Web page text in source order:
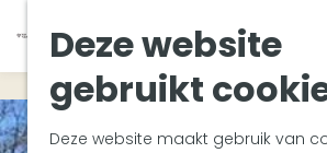
Deze website
gebruikt
Deze website maakt gebruik van
a
n
a
K
a
a
r
t
Z
o
e
k
e
M
e
Met
Met
In de